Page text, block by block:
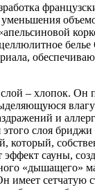
уменьшения
белье
– хлопок. Он
и
этого слоя
который,
эффект сауны,
«дышащего»
имеет сетчатую